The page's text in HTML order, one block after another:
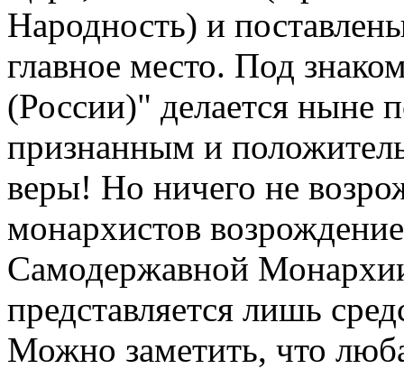
Народность) и
главное место. Под
(России)" делается ныне
признанным и
веры! Но ничего не
монархистов
Самодержавной
представляется лишь
Можно заметить, что